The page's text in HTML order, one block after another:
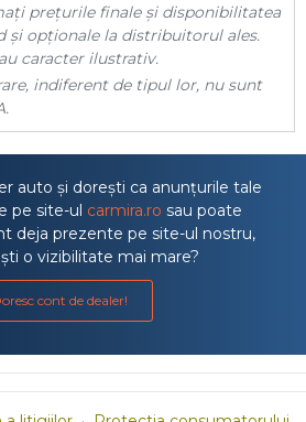
prețurile finale și disponibilitatea
și opționale la distribuitorul ales.
caracter ilustrativ.
indiferent de tipul lor, nu sunt
auto și dorești ca anunțurile tale
pe site-ul carmira.ro sau poate
deja prezente pe site-ul nostru,
o vizibilitate mai mare?
cont de dealer!